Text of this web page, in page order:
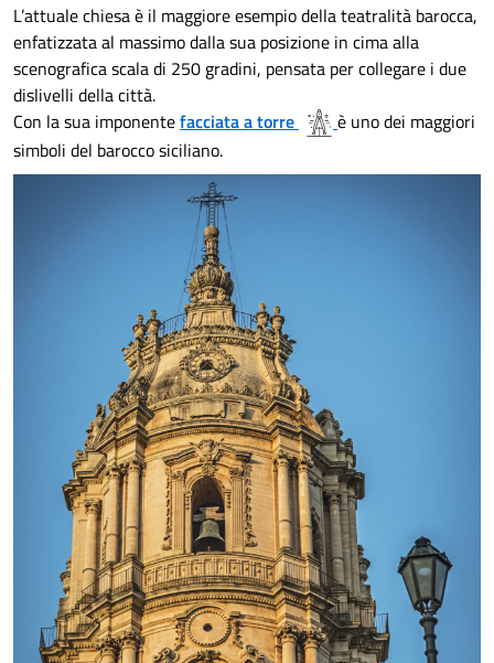
L’attuale chiesa è il maggiore esempio della teatralità barocca,
enfatizzata al massimo dalla sua posizione in cima alla
scenografica scala di 250 gradini, pensata per collegare i due
dislivelli della città.
Con la sua imponentefacciata a torre
è uno dei maggiori
simboli del barocco siciliano.